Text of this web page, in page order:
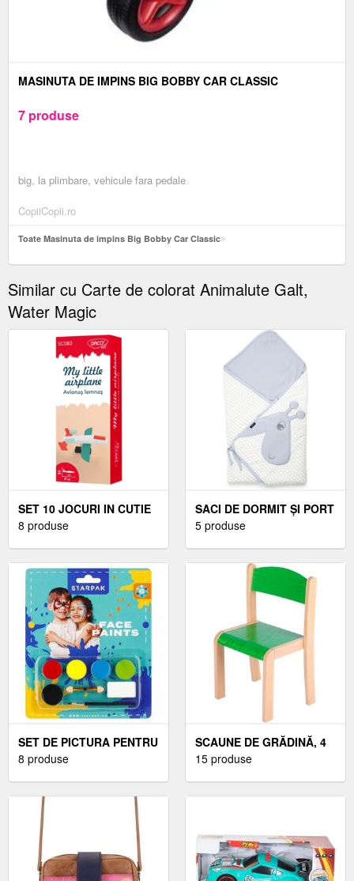
MASINUTA DE IMPINS BIG BOBBY CAR CLASSIC
7 produse
big, la plimbare, vehicule fara pedale
CopiiCopii.ro
Toate Masinuta de impins Big Bobby Car Classic
Similar cu Carte de colorat Animalute Galt,
Water Magic
SET 10 JOCURI IN CUTIE
DE LEMN
8 produse
SACI DE DORMIT ȘI PORT
BEBE
5 produse
SET DE PICTURA PENTRU
FATA, STARPAK, 6
8 produse
SCAUNE DE GRĂDINĂ, 4
BUC., VERDE, PLASTIC
15 produse